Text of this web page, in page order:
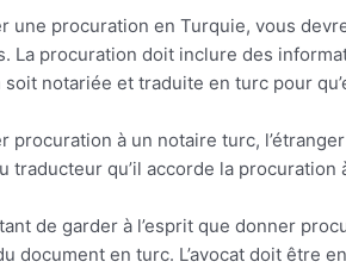
une procuration en Turquie, vous
La procuration doit inclure des
notariée et traduite en turc pour
procuration à un notaire turc,
traducteur qu’il accorde la
de garder à l’esprit que donner
document en turc. L’avocat doit être